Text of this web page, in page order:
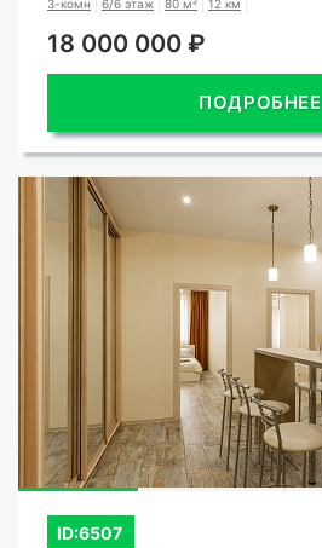
3-комн 6/6 этаж 80 м² 12 км
18 000 000 ₽
ПОДРОБНЕЕ
СМОТРЕТЬ ВСЕ
ID:6507